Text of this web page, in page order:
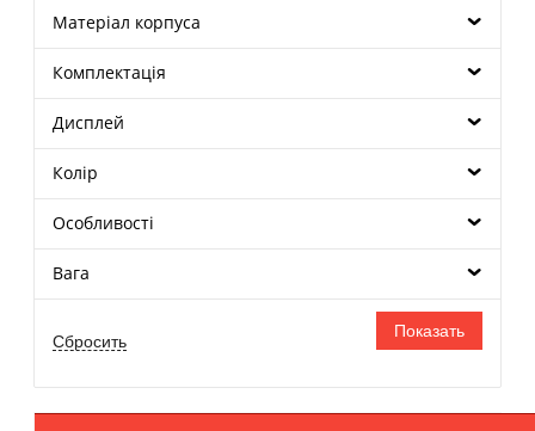
Матеріал корпуса
Комплектація
Дисплей
Колір
Особливості
Вага